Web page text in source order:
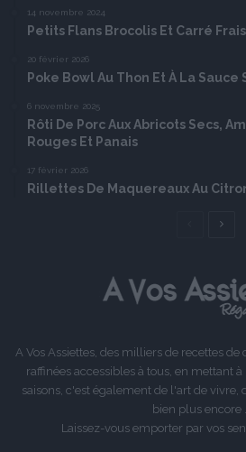
14 novembre 2024
Petits Flans Brocolis Et Carré Frais
20 février 2026
Poke Bowl Au Thon Et À La Sauce
6 novembre 2025
Rôti De Porc Aux Abricots Secs,
Rouges Et Panais
17 février 2026
Rillettes De Maquereaux Au
Page
A Vos Assiettes, des milliers de recettes
raffinées accessibles à tous, en mettant
saisons, c'est également de l'art de vivre,
bien plus encore ...
Laissez-vous emporter par vos